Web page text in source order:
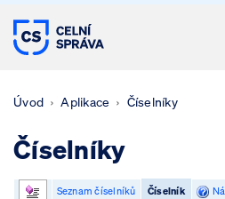
CELNÍ SPRÁVA
Úvod Aplikace Číselníky
Číselníky
Seznam číselníků Číselník